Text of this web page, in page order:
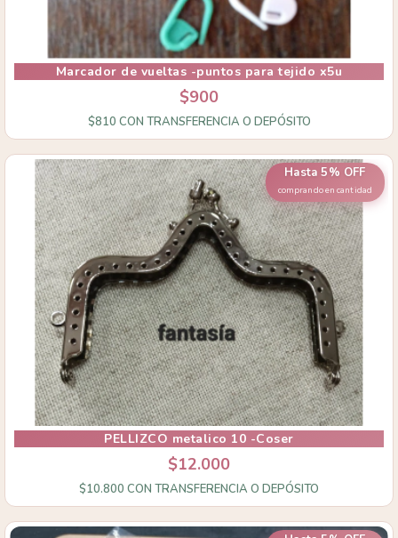
Marcador de vueltas -puntos para tejido x5u
$900
$810 CON TRANSFERENCIA O DEPÓSITO
Hasta 5% OFF
comprando en cantidad
PELLIZCO metalico 10 -Coser
$12.000
$10.800 CON TRANSFERENCIA O DEPÓSITO